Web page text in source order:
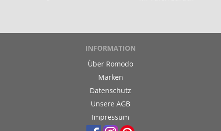
INFORMATION
Über Romodo
Marken
Datenschutz
Unsere AGB
Impressum